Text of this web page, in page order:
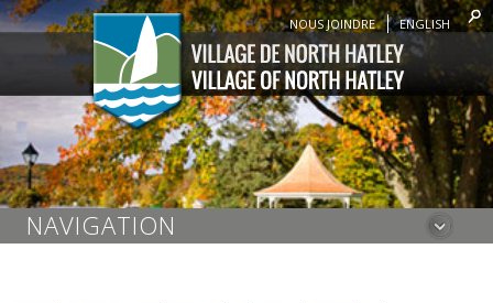
NOUS JOINDRE ENGLISH
NAVIGATION